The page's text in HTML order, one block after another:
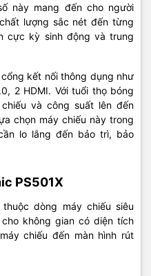
này mang đến cho người
lượng sắc nét đến từng
cực kỳ sinh động và trung
kết nối thông dụng như
2 HDMI. Với tuổi thọ bóng
và công suất lên đến
chọn máy chiếu này trong
lo lắng đến bảo trì, bảo
PS501X
thuộc dòng máy chiếu siêu
không gian có diện tích
chiếu đến màn hình rút